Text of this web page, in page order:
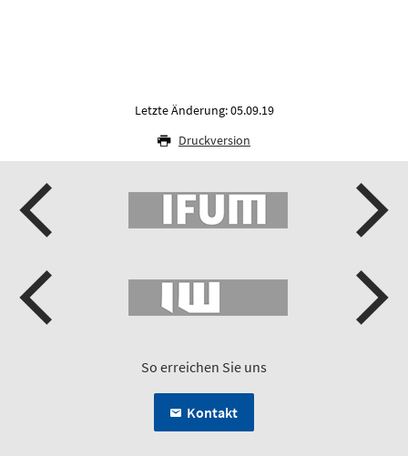
Letzte Änderung: 05.09.19
Druckversion
So erreichen Sie uns
Kontakt